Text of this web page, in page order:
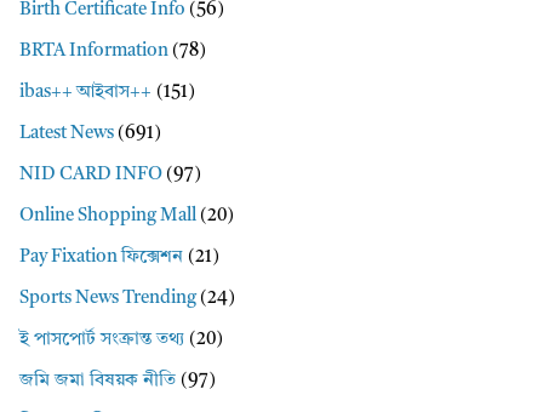
Birth Certificate Info (56)
BRTA Information (78)
ibas++ আইবাস++ (151)
Latest News (691)
NID CARD INFO (97)
Online Shopping Mall (20)
Pay Fixation ফিক্সেশন (21)
Sports News Trending(24)
ই পাসপোর্ট সংক্রান্ত তথ্য (20)
জমি জমা বিষয়ক নীতি (97)